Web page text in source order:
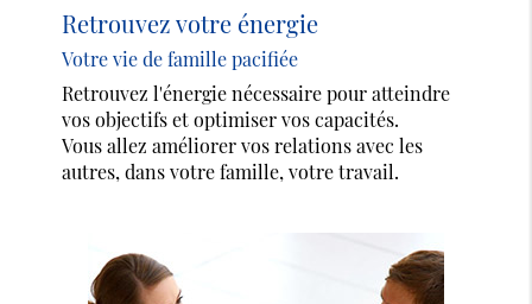
Retrouvez votre énergie
Votre vie de famille pacifiée
Retrouvez l'énergie nécessaire pour atteindre
vos objectifs et optimiser vos capacités.
Vous allez améliorer vos relations avec les
autres, dans votre famille, votre travail.